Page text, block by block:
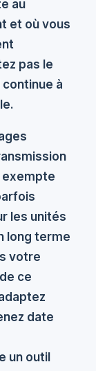
au
et où vous
pas le
à
exempte
les unités
long terme
votre
ce
date
un outil